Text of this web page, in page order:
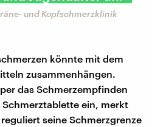
und Kopfschmerzklinik
könnte mit dem
zusammenhängen.
das Schmerzempfinden
ein, merkt
seine Schmerzgrenze